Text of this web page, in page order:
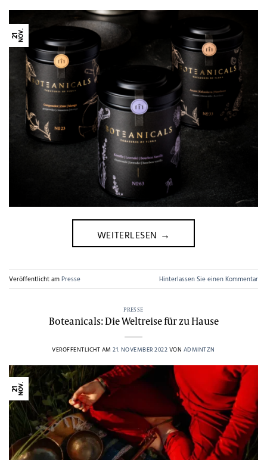
21NOV.
WEITERLESEN →
Veröffentlicht amPresse Hinterlassen Sie einen Kommentar
PRESSE
Boteanicals: Die Weltreise für zu Hause
VERÖFFENTLICHT AM21. NOVEMBER 2022 VON ADMINTZN
21NOV.